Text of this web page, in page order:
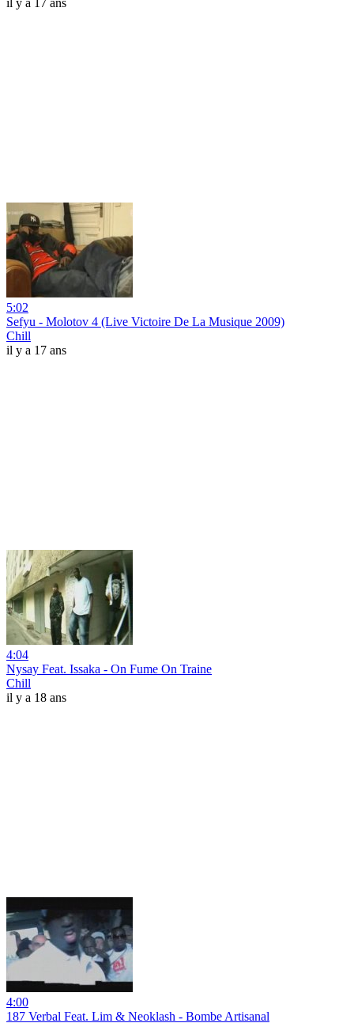
il y a 17 ans
5:02
Sefyu - Molotov 4 (Live Victoire De La Musique 2009)
Chill
il y a 17 ans
4:04
Nysay Feat. Issaka - On Fume On Traine
Chill
il y a 18 ans
4:00
187 Verbal Feat. Lim & Neoklash - Bombe Artisanal